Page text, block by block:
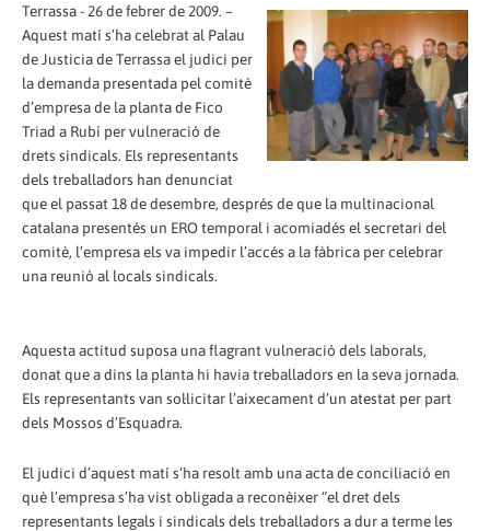
Terrassa - 26 de febrer de 2009. –
Aquest matí s’ha celebrat al Palau
de Justicia de Terrassa el judici per
la demanda presentada pel comitè
d’empresa de la planta de Fico
Triad a Rubí per vulneració de
drets sindicals. Els representants
dels treballadors han denunciat
que el passat 18 de desembre, després de que la multinacional
catalana presentés un ERO temporal i acomiadés el secretari del
comitè, l’empresa els va impedir l’accés a la fàbrica per celebrar
una reunió al locals sindicals.
Aquesta actitud suposa una flagrant vulneració dels laborals,
donat que a dins la planta hi havia treballadors en la seva jornada.
Els representants van sol·licitar l’aixecament d’un atestat per part
dels Mossos d’Esquadra.
El judici d’aquest matí s’ha resolt amb una acta de conciliació en
què l’empresa s’ha vist obligada a reconèixer “el dret dels
representants legals i sindicals dels treballadors a dur a terme les